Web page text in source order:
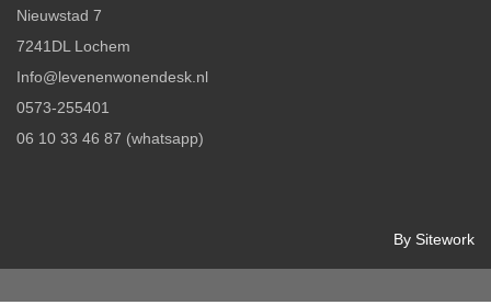
Nieuwstad 7
7241DL Lochem
Info@levenenwonendesk.nl
0573-255401
06 10 33 46 87 (whatsapp)
By Sitework